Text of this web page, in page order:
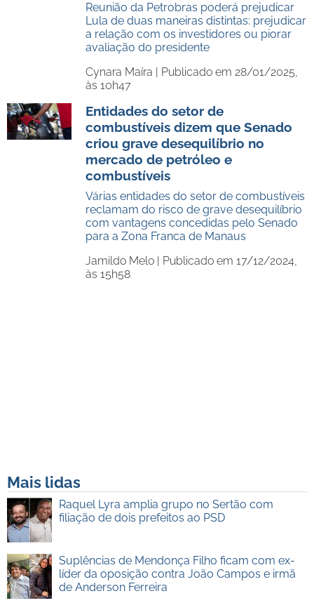
Reunião da Petrobras poderá prejudicar
Lula de duas maneiras distintas: prejudicar
a relação com os investidores ou piorar
avaliação do presidente
Cynara Maíra | Publicado em 28/01/2025,
às 10h47
Entidades do setor de
combustíveis dizem que Senado
criou grave desequilíbrio no
mercado de petróleo e
combustíveis
Várias entidades do setor de combustíveis
reclamam do risco de grave desequilíbrio
com vantagens concedidas pelo Senado
para a Zona Franca de Manaus
Jamildo Melo | Publicado em 17/12/2024,
às 15h58
Mais lidas
Raquel Lyra amplia grupo no Sertão com
filiação de dois prefeitos ao PSD
Suplências de Mendonça Filho ficam com ex-
líder da oposição contra João Campos e irmã
de Anderson Ferreira